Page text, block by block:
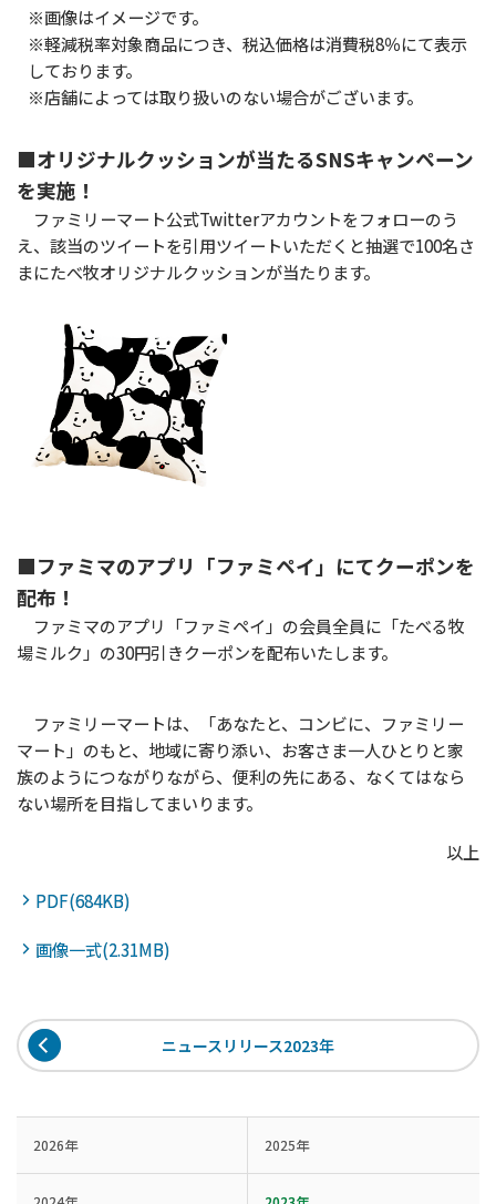
※画像はイメージです。
※軽減税率対象商品につき、税込価格は消費税8％にて表示
しております。
※店舗によっては取り扱いのない場合がございます。
■オリジナルクッションが当たるSNSキャンペーン
を実施！
ファミリーマート公式Twitterアカウントをフォローのう
え、該当のツイートを引用ツイートいただくと抽選で100名さ
まにたべ牧オリジナルクッションが当たります。
■ファミマのアプリ「ファミペイ」にてクーポンを
配布！
ファミマのアプリ「ファミペイ」の会員全員に「たべる牧
場ミルク」の30円引きクーポンを配布いたします。
ファミリーマートは、「あなたと、コンビに、ファミリー
マート」のもと、地域に寄り添い、お客さま一人ひとりと家
族のようにつながりながら、便利の先にある、なくてはなら
ない場所を目指してまいります。
以上
PDF(684KB)
画像一式(2.31MB)
ニュースリリース2023年
2026年 2025年